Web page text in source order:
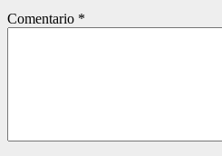
Comentario *